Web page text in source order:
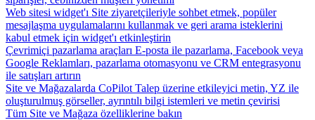
Web sitesi widget'ı Site ziyaretçileriyle sohbet etmek, popüler
mesajlaşma uygulamalarını kullanmak ve geri arama isteklerini
kabul etmek için widget'ı etkinleştirin
Çevrimiçi pazarlama araçları E-posta ile pazarlama, Facebook veya
Google Reklamları, pazarlama otomasyonu ve CRM entegrasyonu
ile satışları artırın
Site ve Mağazalarda CoPilot Talep üzerine etkileyici metin, YZ ile
oluşturulmuş görseller, ayrıntılı bilgi istemleri ve metin çevirisi
Tüm Site ve Mağaza özelliklerine bakın